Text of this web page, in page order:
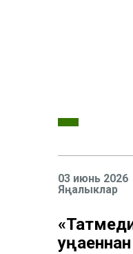
03 июнь 2026
Яңалыклар